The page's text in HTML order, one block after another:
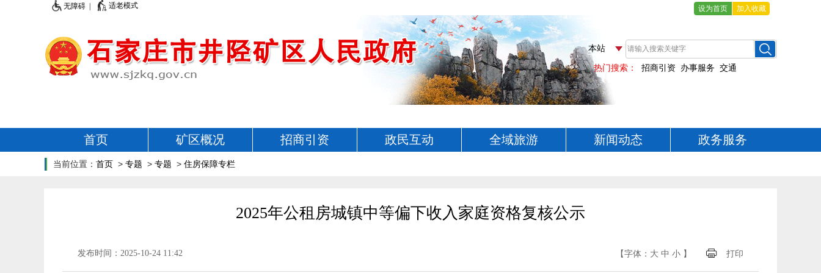
无障碍 | 适老模式 设为首页 加入收藏
首页 矿区概况 招商引资 政民互动 全域旅游 新闻动态 政务服务
当前位置： 首页 > 专题 > 专题 > 住房保障专栏
2025年公租房城镇中等偏下收入家庭资格复核公示
发布时间：2025-10-24 11:42 【字体： 大 中 小 】 打印